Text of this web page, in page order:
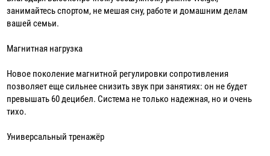
занимайтесь спортом, не мешая сну, работе и домашним делам
вашей семьи.
Магнитная нагрузка
Новое поколение магнитной регулировки сопротивления
позволяет еще сильнее снизить звук при занятиях: он не будет
превышать 60 децибел. Система не только надежная, но и очень
тихо.
Универсальный тренажёр